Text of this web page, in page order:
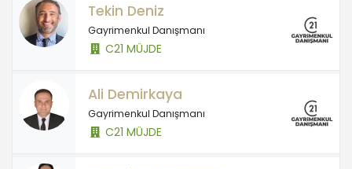
Tekin Deniz
Gayrimenkul Danışmanı
C21 MÜJDE
Ali Demirkaya
Gayrimenkul Danışmanı
C21 MÜJDE